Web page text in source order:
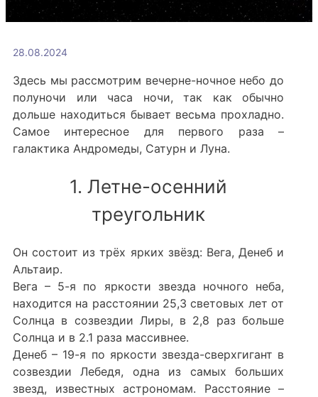
28.08.2024
Здесь мы рассмотрим вечерне-ночное небо до
полуночи или часа ночи, так как обычно
дольше находиться бывает весьма прохладно.
Самое интересное для первого раза –
галактика Андромеды, Сатурн и Луна.
1. Летне-осенний
треугольник
Он состоит из трёх ярких звёзд: Вега, Денеб и
Альтаир.
Вега – 5-я по яркости звезда ночного неба,
находится на расстоянии 25,3 световых лет от
Солнца в созвездии Лиры, в 2,8 раз больше
Солнца и в 2.1 раза массивнее.
Денеб – 19-я по яркости звезда-сверхгигант в
созвездии Лебедя, одна из самых больших
звезд, известных астрономам. Расстояние –